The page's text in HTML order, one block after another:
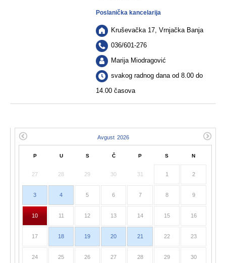
Poslanička kancelarija
Kruševačka 17, Vrnjačka Banja
036/601-276
Marija Miodragović
svakog radnog dana od 8.00 do
14.00 časova
P U S Č P S N
27 28 29 30 31 1 2
3 4 5 6 7 8 9
10 11 12 13 14 15 16
17 18 19 20 21 22 23
24 25 26 27 28 29 30